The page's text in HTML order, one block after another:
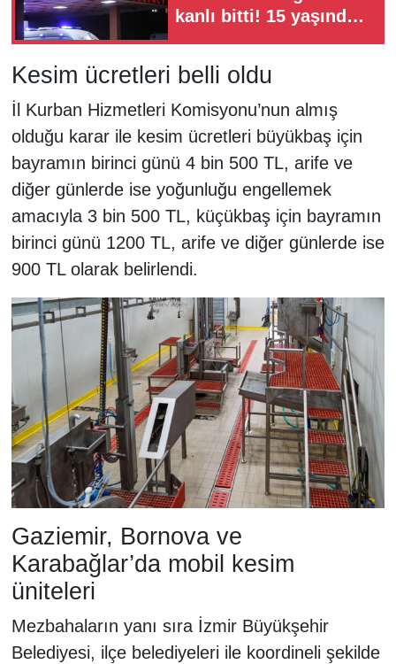
kanlı bitti! 15 yaşındaki
Kesim ücretleri belli oldu
İl Kurban Hizmetleri Komisyonu’nun almış
olduğu karar ile kesim ücretleri büyükbaş için
bayramın birinci günü 4 bin 500 TL, arife ve
diğer günlerde ise yoğunluğu engellemek
amacıyla 3 bin 500 TL, küçükbaş için bayramın
birinci günü 1200 TL, arife ve diğer günlerde ise
900 TL olarak belirlendi.
Gaziemir, Bornova ve
Karabağlar’da mobil kesim
üniteleri
Mezbahaların yanı sıra İzmir Büyükşehir
Belediyesi, ilçe belediyeleri ile koordineli şekilde